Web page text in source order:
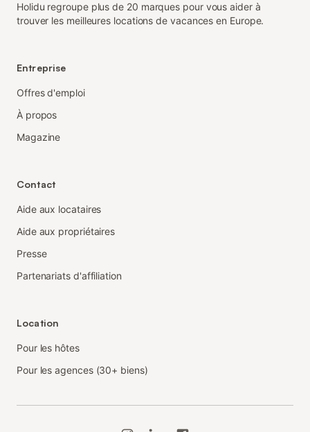
Holidu regroupe plus de 20 marques pour vous aider à
trouver les meilleures locations de vacances en Europe.
Entreprise
Offres d'emploi
À propos
Magazine
Contact
Aide aux locataires
Aide aux propriétaires
Presse
Partenariats d'affiliation
Location
Pour les hôtes
Pour les agences (30+ biens)